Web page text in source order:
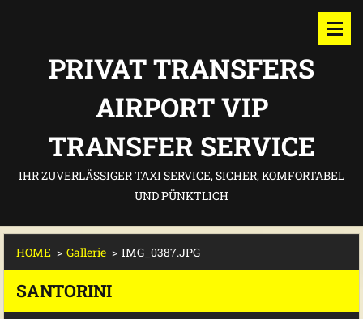
PRIVAT TRANSFERS
AIRPORT VIP
TRANSFER SERVICE
IHR ZUVERLÄSSIGER TAXI SERVICE, SICHER, KOMFORTABEL
UND PÜNKTLICH
HOME > Gallerie > IMG_0387.JPG
SANTORINI